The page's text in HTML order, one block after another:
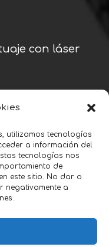
utilizamos tecnologías
a información del
tecnologías nos
de
este sitio. No dar o
negativamente a
con láser
siguientes »